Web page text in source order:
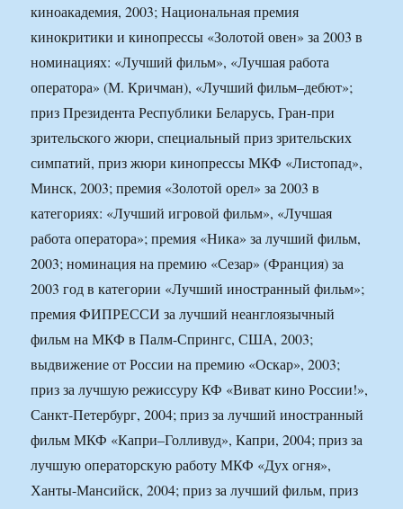
киноакадемия, 2003; Национальная премия
кинокритики и кинопрессы «Золотой овен» за 2003 в
номинациях: «Лучший фильм», «Лучшая работа
оператора» (М. Кричман), «Лучший фильм–дебют»;
приз Президента Республики Беларусь, Гран-при
зрительского жюри, специальный приз зрительских
симпатий, приз жюри кинопрессы МКФ «Листопад»,
Минск, 2003; премия «Золотой орел» за 2003 в
категориях: «Лучший игровой фильм», «Лучшая
работа оператора»; премия «Ника» за лучший фильм,
2003; номинация на премию «Сезар» (Франция) за
2003 год в категории «Лучший иностранный фильм»;
премия ФИПРЕССИ за лучший неанглоязычный
фильм на МКФ в Палм-Спрингс, США, 2003;
выдвижение от России на премию «Оскар», 2003;
приз за лучшую режиссуру КФ «Виват кино России!»,
Санкт-Петербург, 2004; приз за лучший иностранный
фильм МКФ «Капри–Голливуд», Капри, 2004; приз за
лучшую операторскую работу МКФ «Дух огня»,
Ханты-Мансийск, 2004; приз за лучший фильм, приз